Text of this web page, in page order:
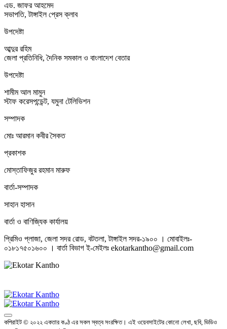
এড. জাফর আহমেদ
সভাপতি, টাঙ্গাইল প্রেস ক্লাব
উপদেষ্টা
আব্দুর রহিম
জেলা প্রতিনিধি, দৈনিক সমকাল ও বাংলাদেশ বেতার
উপদেষ্টা
শামীম আল মামুন
স্টাফ করেসপন্ডেন্ট, যমুনা টেলিভিশন
সম্পাদক
মোঃ আরমান কবীর সৈকত
প্রকাশক
মোস্তাফিজুর রহমান মারুফ
বার্তা-সম্পাদক
সাহান হাসান
বার্তা ও বাণিজ্যিক কার্যালয়
প্রিমিও প্লাজা, জেলা সদর রোড, বটতলা, টাঙ্গাইল সদর-১৯০০ । মোবাইলঃ-
০১৮১৭৫০১৬০০ । বার্তা বিভাগ ই-মেইলঃ ekotarkantho@gmail.com
কপিরাইট © ২০২২ একতার কণ্ঠ এর সকল স্বত্ব সংরক্ষিত। এই ওয়েবসাইটের কোনো লেখা, ছবি, ভিডিও